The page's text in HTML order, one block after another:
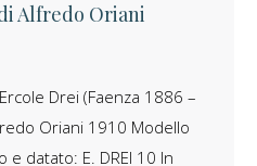
Alfredo Oriani
Drei (Faenza 1886 –
Oriani 1910 Modello
e datato: E. DREI 10 In